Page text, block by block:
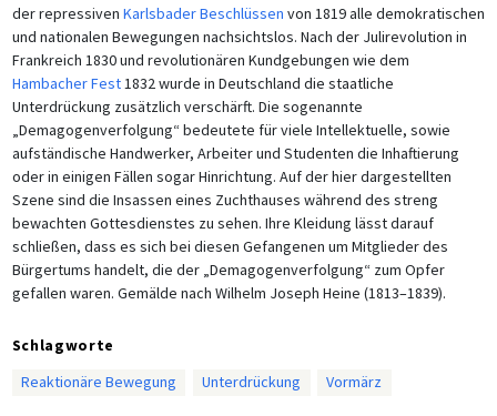
der repressiven Karlsbader Beschlüssen von 1819 alle demokratischen
und nationalen Bewegungen nachsichtslos. Nach der Julirevolution in
Frankreich 1830 und revolutionären Kundgebungen wie dem
Hambacher Fest1832 wurde in Deutschland die staatliche
Unterdrückung zusätzlich verschärft. Die sogenannte
„Demagogenverfolgung“ bedeutete für viele Intellektuelle, sowie
aufständische Handwerker, Arbeiter und Studenten die Inhaftierung
oder in einigen Fällen sogar Hinrichtung. Auf der hier dargestellten
Szene sind die Insassen eines Zuchthauses während des streng
bewachten Gottesdienstes zu sehen. Ihre Kleidung lässt darauf
schließen, dass es sich bei diesen Gefangenen um Mitglieder des
Bürgertums handelt, die der „Demagogenverfolgung“ zum Opfer
gefallen waren. Gemälde nach Wilhelm Joseph Heine (1813–1839).
Schlagworte
Reaktionäre Bewegung
Unterdrückung Vormärz